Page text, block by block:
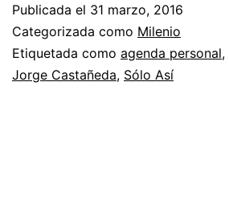
Publicada el 31 marzo, 2016
Categorizada como Milenio
Etiquetada como agenda personal,
Jorge Castañeda, Sólo Así